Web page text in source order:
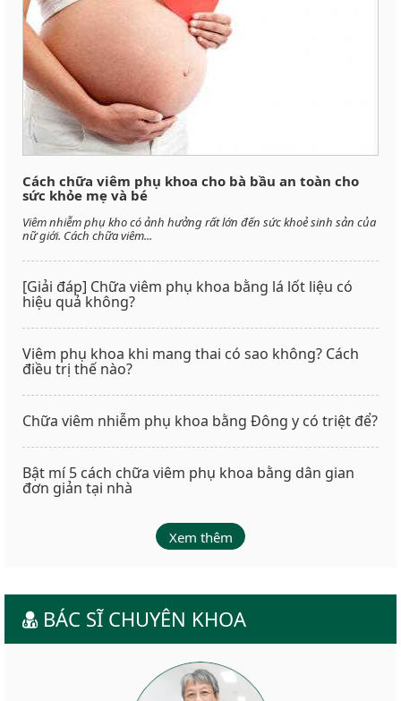
Cách chữa viêm phụ khoa cho bà bầu an toàn cho
sức khỏe mẹ và bé
Viêm nhiễm phụ kho có ảnh hưởng rất lớn đến sức khoẻ sinh sản của
nữ giới. Cách chữa viêm...
[Giải đáp] Chữa viêm phụ khoa bằng lá lốt liệu có
hiệu quả không?
Viêm phụ khoa khi mang thai có sao không? Cách
điều trị thế nào?
Chữa viêm nhiễm phụ khoa bằng Đông y có triệt để?
Bật mí 5 cách chữa viêm phụ khoa bằng dân gian
đơn giản tại nhà
Xem thêm
BÁC SĨ CHUYÊN KHOA